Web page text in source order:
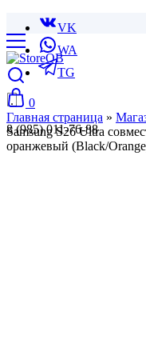
VK
WA
TG
8 (985) 011-76-88
0
Главная страница »
Samsung S26 Ultra
оранжевый (Black/